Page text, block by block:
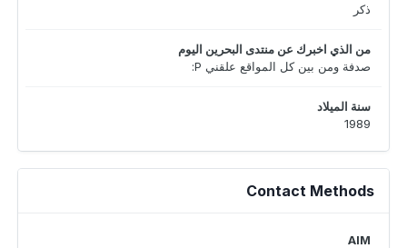
ذكر
من الذي اخبرك عن منتدى البحرين اليوم
صدفة ومن بين كل المواقع علقني P:
سنة الميلاد
1989
Contact Methods
AIM